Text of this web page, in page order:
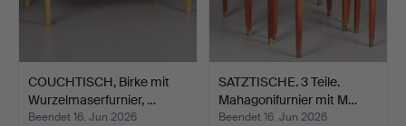
COUCHTISCH, Birke mit
Wurzelmaserfurnier, …
Beendet 16. Jun 2026
SATZTISCHE. 3 Teile.
Mahagonifurnier mit M…
Beendet 16. Jun 2026